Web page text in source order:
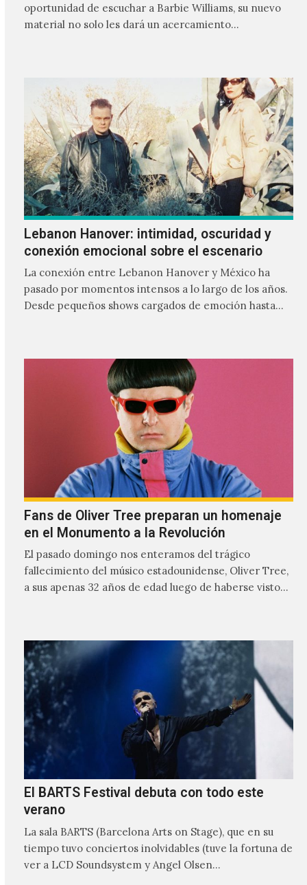
oportunidad de escuchar a Barbie Williams, su nuevo
material no solo les dará un acercamiento…
Lebanon Hanover: intimidad, oscuridad y
conexión emocional sobre el escenario
La conexión entre Lebanon Hanover y México ha
pasado por momentos intensos a lo largo de los años.
Desde pequeños shows cargados de emoción hasta
mezcla de post-punk, coldwave y letras
profundamente melancólicas.
Fans de Oliver Tree preparan un homenaje
en el Monumento a la Revolución
El pasado domingo nos enteramos del trágico
fallecimiento del músico estadounidense, Oliver Tree,
a sus apenas 32 años de edad luego de haberse visto
El BARTS Festival debuta con todo este
verano
La sala BARTS (Barcelona Arts on Stage), que en su
tiempo tuvo conciertos inolvidables (tuve la fortuna de
ver a LCD Soundsystem y Angel Olsen…